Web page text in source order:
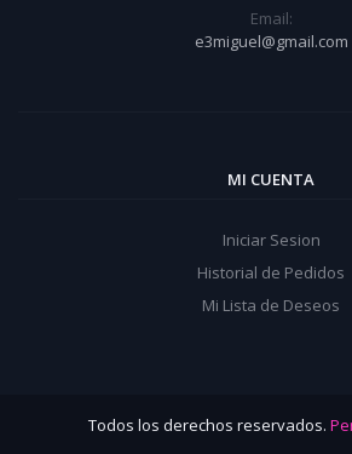
Email:
e3miguel@gmail.com
MI CUENTA
Iniciar Sesion
Historial de Pedidos
Mi Lista de Deseos
Todos los derechos reservados.